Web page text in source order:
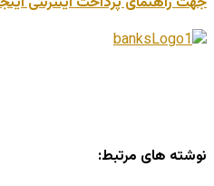
نوشته های مرتبط: